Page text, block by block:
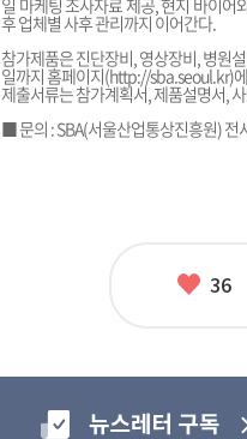
일 마케팅 조사자료 제공, 현지 바이
후 업체별 사후 관리까지 이어간다.
참가제품은 진단장비, 영상장비, 병원
일까지 홈페이지(http://sba.seoul.kr)
제출서류는 참가계획서, 제품설명서,
■ 문의 : SBA(서울산업통상진흥원)
좋
36